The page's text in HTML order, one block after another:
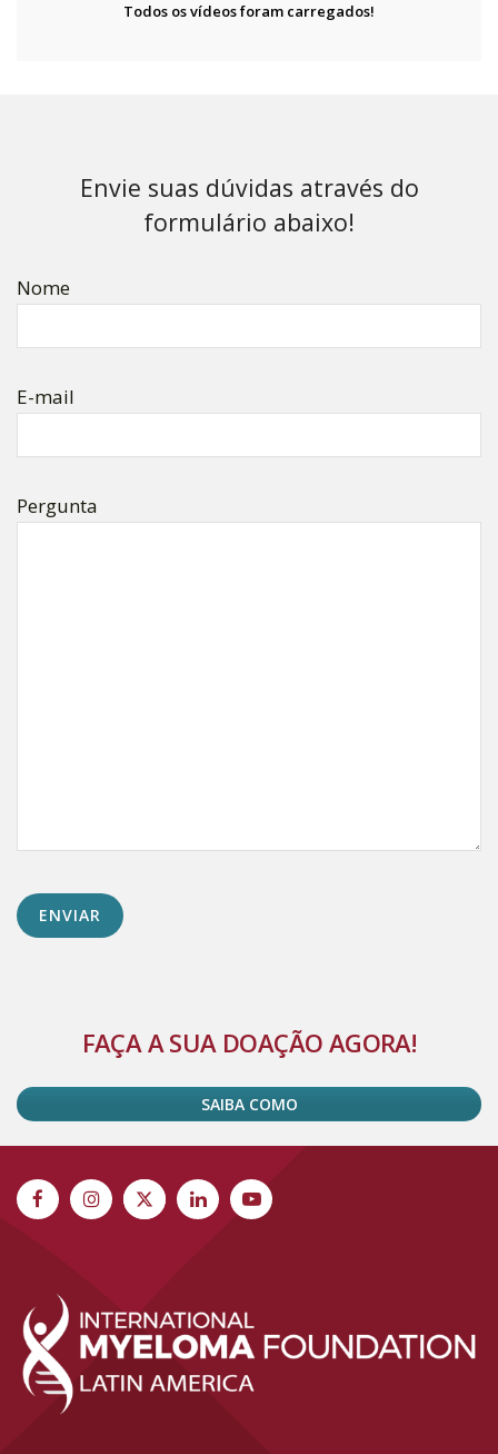
Todos os vídeos foram carregados!
Envie suas dúvidas através do
formulário abaixo!
Nome
E-mail
Pergunta
FAÇA A SUA DOAÇÃO AGORA!
SAIBA COMO